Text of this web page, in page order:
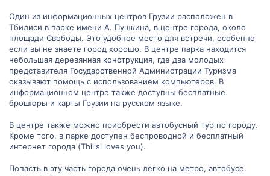
Один из информационных центров Грузии расположен в
Тбилиси в парке имени А. Пушкина, в центре города, около
площади Свободы. Это удобное место для встречи, особенно
если вы не знаете город хорошо. В центре парка находится
небольшая деревянная конструкция, где два молодых
представителя Государственной Администрации Туризма
оказывают помощь с использованием компьютеров. В
информационном центре также доступны бесплатные
брошюры и карты Грузии на русском языке.
В центре также можно приобрести автобусный тур по городу.
Кроме того, в парке доступен беспроводной и бесплатный
интернет города (Tbilisi loves you).
Попасть в эту часть города очень легко на метро, автобусе,